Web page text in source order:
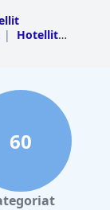
|
Hotellit
Hotellit
60